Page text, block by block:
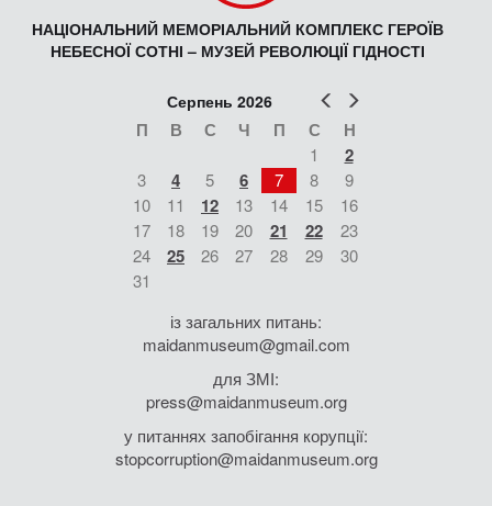
НАЦІОНАЛЬНИЙ МЕМОРІАЛЬНИЙ КОМПЛЕКС ГЕРОЇВ
НЕБЕСНОЇ СОТНІ – МУЗЕЙ РЕВОЛЮЦІЇ ГІДНОСТІ
Попер
Серпень 2026
П В С Ч П С Н
1 2
3 4 5 6 7 8
9
10
11 12 13 14 15
16
17
18 19 20 21 22
23
24
25 26 27 28 29
30
31
із загальних питань:
maidanmuseum@gmail.com
для ЗМІ:
press@maidanmuseum.org
у питаннях запобігання корупції:
stopcorruption@maidanmuseum.org